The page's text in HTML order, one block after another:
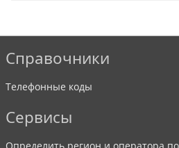
Справочники
Телефонные коды
Сервисы